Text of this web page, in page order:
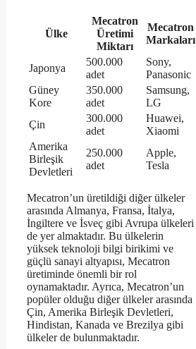
Ülke
Mecatron
Üretimi
Miktarı
Mecatron
Markaları
Japonya
500.000
adet
Sony,
Panasonic
Güney
Kore
350.000
adet
Samsung,
LG
Çin
300.000
adet
Huawei,
Xiaomi
Amerika
Birleşik
Devletleri
250.000
adet
Apple,
Tesla
Mecatron’un üretildiği diğer ülkeler
arasında Almanya, Fransa, İtalya,
İngiltere ve İsveç gibi Avrupa ülkeleri
de yer almaktadır. Bu ülkelerin
yüksek teknoloji bilgi birikimi ve
güçlü sanayi altyapısı, Mecatron
üretiminde önemli bir rol
oynamaktadır. Ayrıca, Mecatron’un
popüler olduğu diğer ülkeler arasında
Çin, Amerika Birleşik Devletleri,
Hindistan, Kanada ve Brezilya gibi
ülkeler de bulunmaktadır.